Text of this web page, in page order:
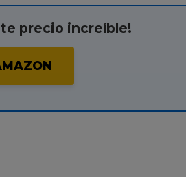
precio increíble!